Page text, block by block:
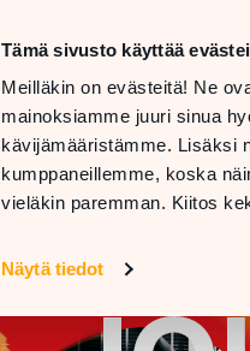
Tämä sivusto käyttää
Meilläkin on evästeitä! Ne
mainoksiamme juuri sinua
kävijämääristämme. Lisäksi
kumppaneillemme, koska
vieläkin paremman. Kiitos
Näytä tiedot